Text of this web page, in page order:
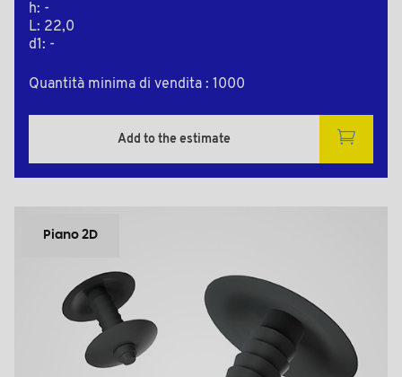
h: -
L: 22,0
d1: -
Quantità minima di vendita : 1000
Add to the estimate
Piano 2D